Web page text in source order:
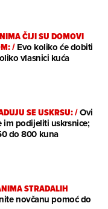
ČIJI SU DOMOVI
/Evo koliko će dobiti
vlasnici kuća
SE USKRSU:/Ovi
im podijeliti uskrsnice;
do 800 kuna
STRADALIH
novčanu pomoć do